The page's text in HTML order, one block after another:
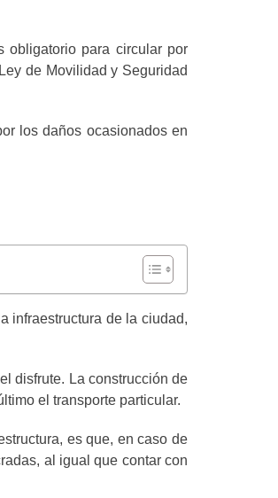
obligatorio para circular por
de Movilidad y Seguridad
los daños ocasionados en
infraestructura de la ciudad,
disfrute. La construcción de
el transporte particular.
es que, en caso de
al igual que contar con